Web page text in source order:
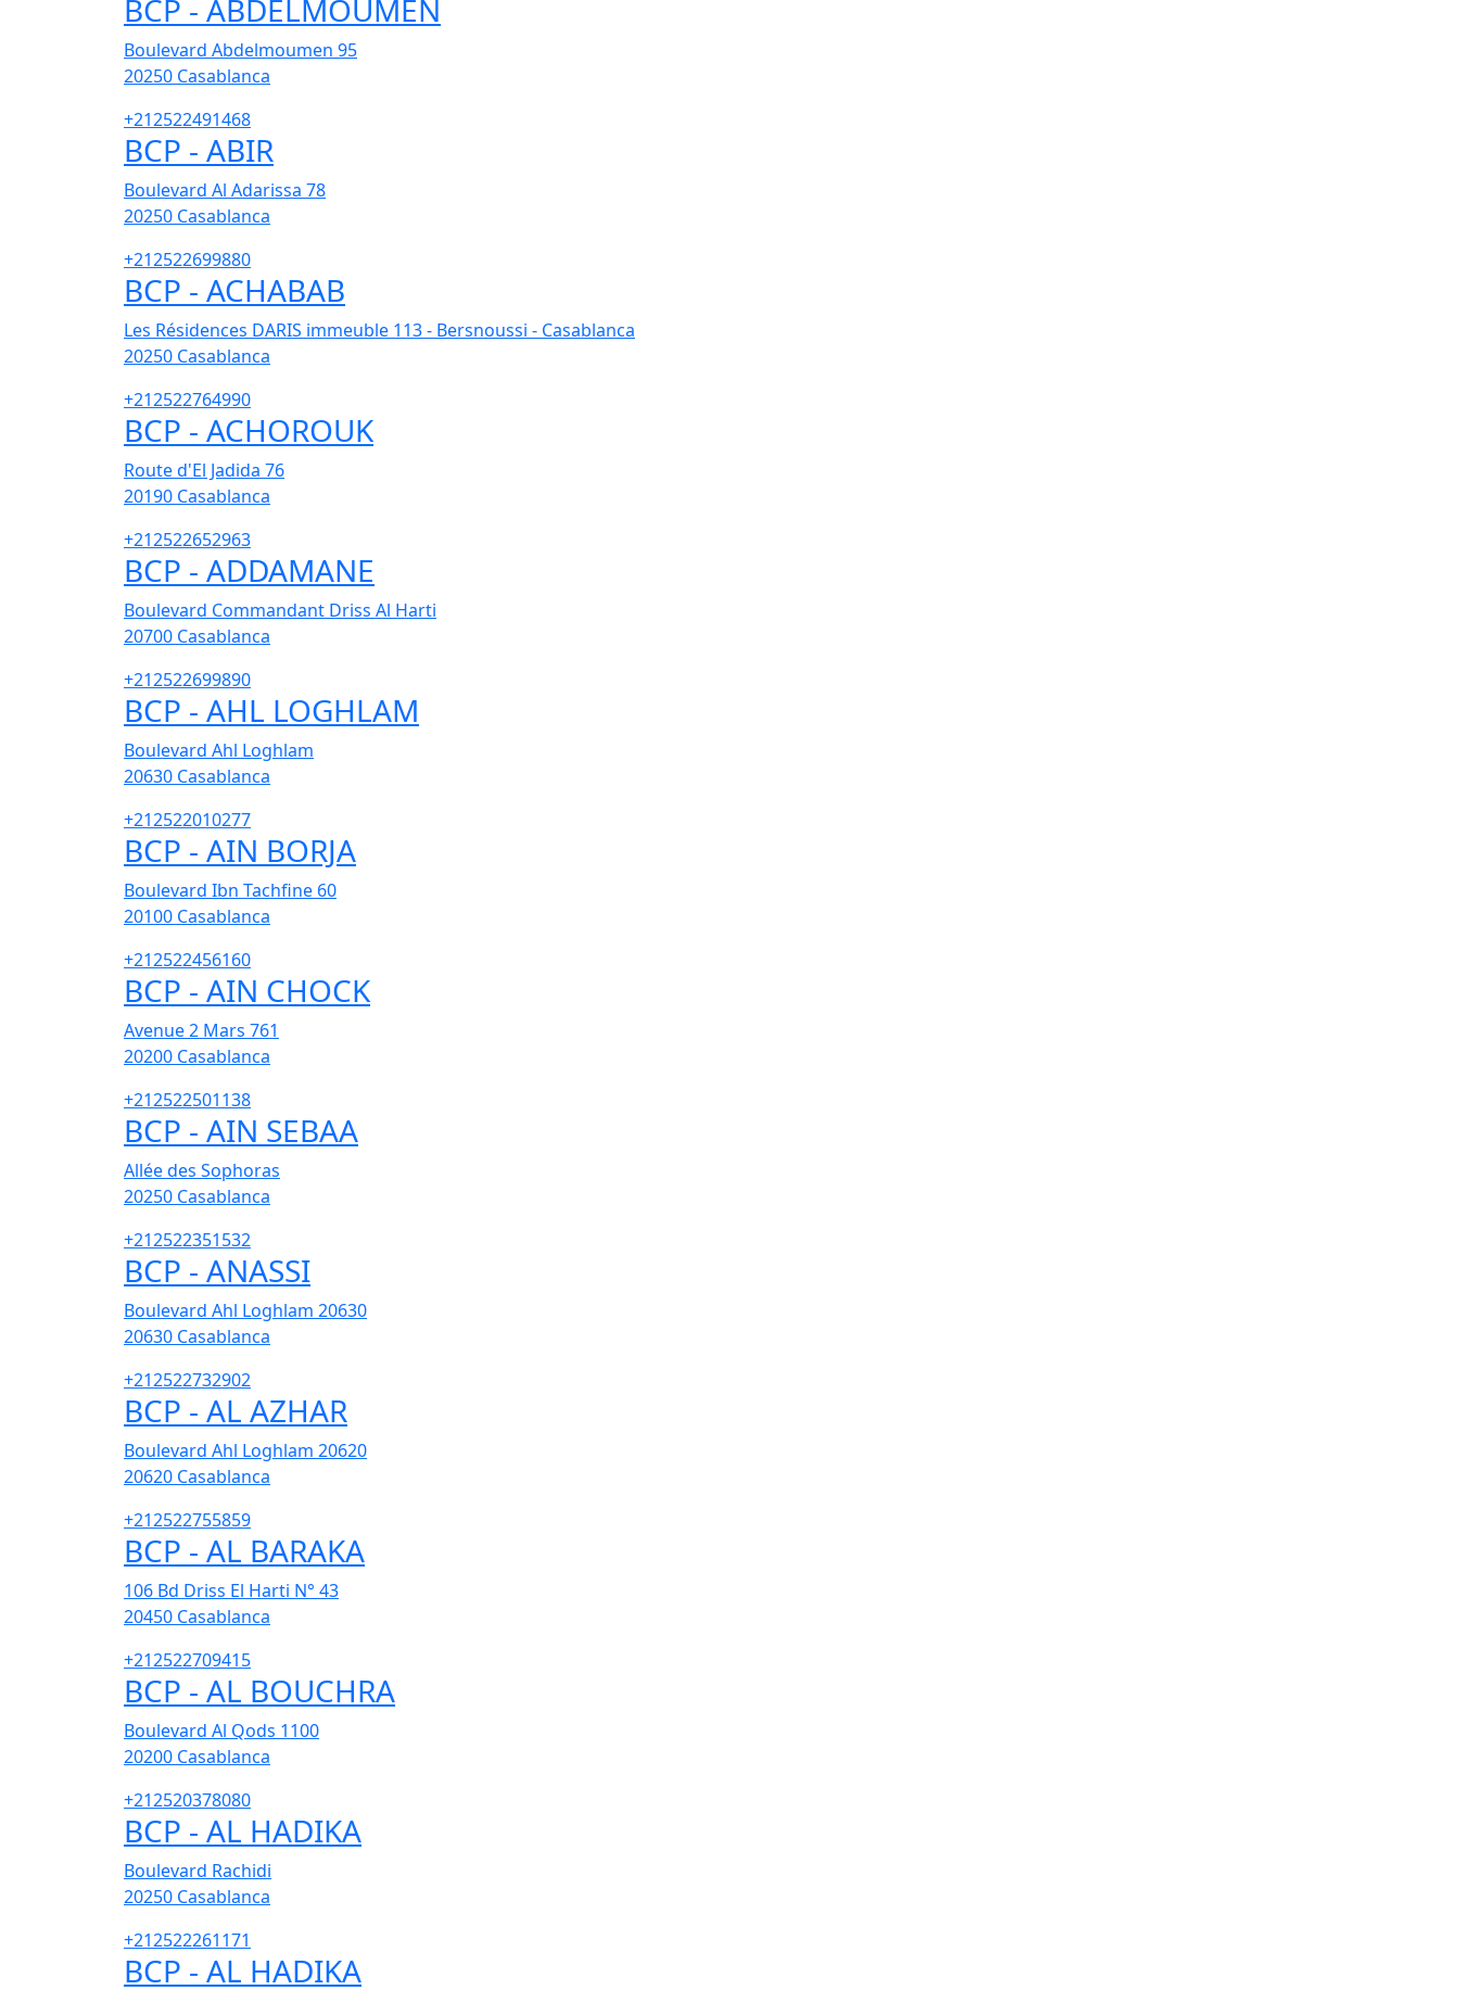
BCP - ABDELMOUMEN
Boulevard Abdelmoumen 95
20250 Casablanca
+212522491468
BCP - ABIR
Boulevard Al Adarissa 78
20250 Casablanca
+212522699880
BCP - ACHABAB
Les Résidences DARIS immeuble 113 - Bersnoussi - Casablanca
20250 Casablanca
+212522764990
BCP - ACHOROUK
Route d'El Jadida 76
20190 Casablanca
+212522652963
BCP - ADDAMANE
Boulevard Commandant Driss Al Harti
20700 Casablanca
+212522699890
BCP - AHL LOGHLAM
Boulevard Ahl Loghlam
20630 Casablanca
+212522010277
BCP - AIN BORJA
Boulevard Ibn Tachfine 60
20100 Casablanca
+212522456160
BCP - AIN CHOCK
Avenue 2 Mars 761
20200 Casablanca
+212522501138
BCP - AIN SEBAA
Allée des Sophoras
20250 Casablanca
+212522351532
BCP - ANASSI
Boulevard Ahl Loghlam 20630
20630 Casablanca
+212522732902
BCP - AL AZHAR
Boulevard Ahl Loghlam 20620
20620 Casablanca
+212522755859
BCP - AL BARAKA
106 Bd Driss El Harti N° 43
20450 Casablanca
+212522709415
BCP - AL BOUCHRA
Boulevard Al Qods 1100
20200 Casablanca
+212520378080
BCP - AL HADIKA
Boulevard Rachidi
20250 Casablanca
+212522261171
BCP - AL HADIKA